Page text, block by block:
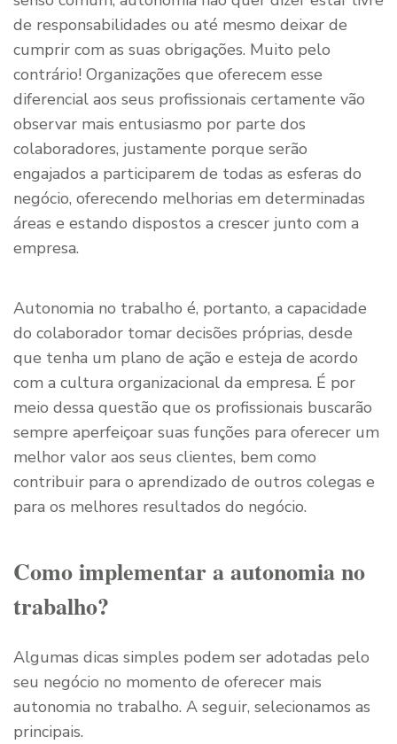
de responsabilidades ou até mesmo deixar de
cumprir com as suas obrigações. Muito pelo
contrário! Organizações que oferecem esse
diferencial aos seus profissionais certamente vão
observar mais entusiasmo por parte dos
colaboradores, justamente porque serão
engajados a participarem de todas as esferas do
negócio, oferecendo melhorias em determinadas
áreas e estando dispostos a crescer junto com a
empresa.
Autonomia no trabalho é, portanto, a capacidade
do colaborador tomar decisões próprias, desde
que tenha um plano de ação e esteja de acordo
com a cultura organizacional da empresa. É por
meio dessa questão que os profissionais buscarão
sempre aperfeiçoar suas funções para oferecer um
melhor valor aos seus clientes, bem como
contribuir para o aprendizado de outros colegas e
para os melhores resultados do negócio.
Como implementar a autonomia no
trabalho?
Algumas dicas simples podem ser adotadas pelo
seu negócio no momento de oferecer mais
autonomia no trabalho. A seguir, selecionamos as
principais.